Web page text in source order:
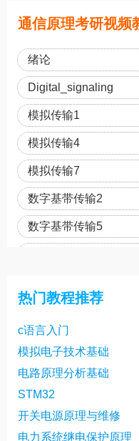
通信原理考研视频
绪论
Digital_signaling
模拟传输1
模拟传输4
模拟传输7
数字基带传输2
数字基带传输5
数字基带传输14
基本的数字频带传输3
基本的数字频带传输6
基本的数字频带传输9
热门教程推荐
c语言入门
模拟电子技术基础
电路原理分析基础
STM32
开关电源原理与维修
电力系统继电保护原理